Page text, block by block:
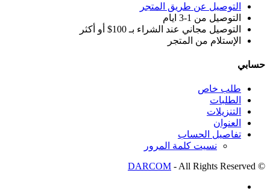
التوصيل عن طريق المتجر
التوصيل من 1-3 ايام
التوصيل مجاني عند الشراء بـ 100$ أو أكثر
الإستلام من المتجر
حسابي
طلب خاص
الطلبات
التنزيلات
العنوان
تفاصيل الحساب
نسيت كلمة المرور
©
DARCOM - All Rights Reserved